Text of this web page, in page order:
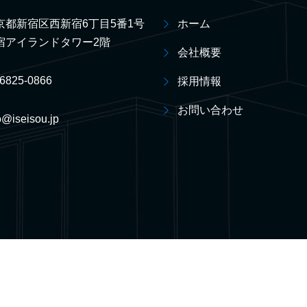
都新宿区西新宿6丁目5番1号
アイランドタワー2階
0866
ホーム
会社概要
採用情報
お問い合わせ